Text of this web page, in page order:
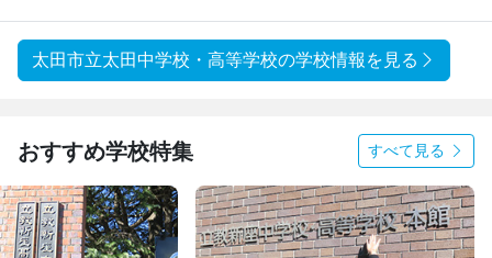
太田市立太田中学校・高等学校の学校情報を見る
おすすめ学校特集 すべて見る